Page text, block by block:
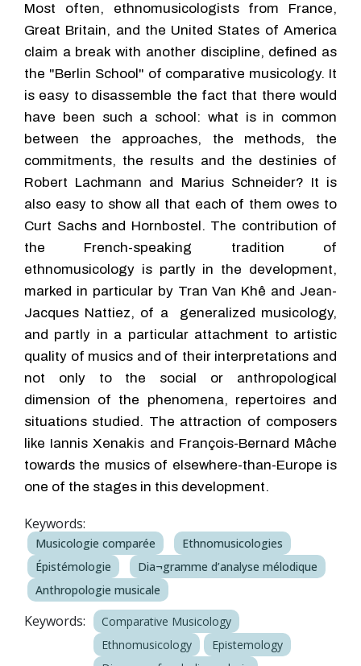
Most often, ethnomusicologists from France,
Great Britain, and the United States of America
claim a break with another discipline, defined as
the "Berlin School" of comparative musicology. It
is easy to disassemble the fact that there would
have been such a school: what is in common
between the approaches, the methods, the
commitments, the results and the destinies of
Robert Lachmann and Marius Schneider? It is
also easy to show all that each of them owes to
Curt Sachs and Hornbostel. The contribution of
the French-speaking tradition of
ethnomusicology is partly in the development,
marked in particular by Tran Van Khê and Jean-
Jacques Nattiez, of a generalized musicology,
and partly in a particular attachment to artistic
quality of musics and of their interpretations and
not only to the social or anthropological
dimension of the phenomena, repertoires and
situations studied. The attraction of composers
like Iannis Xenakis and François-Bernard Mâche
towards the musics of elsewhere-than-Europe is
one of the stages in this development.
Keywords:
Musicologie comparée
Ethnomusicologies
Épistémologie
Dia¬gramme d’analyse mélodique
Anthropologie musicale
Keywords:
Comparative Musicology
Ethnomusicology
Epistemology